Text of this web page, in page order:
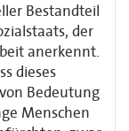
Bestandteil
der
anerkennt.
dieses
Bedeutung
Menschen